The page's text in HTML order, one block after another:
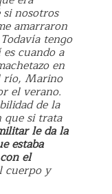
nosotros
amarraron
tengo
cuando a
en
río, Marino
el verano.
de la
que si trata
le da la
estaba
el
cuerpo y